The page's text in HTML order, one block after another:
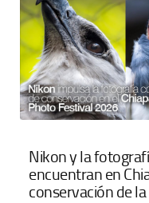
Nikon y la
encuentran en
conservación de